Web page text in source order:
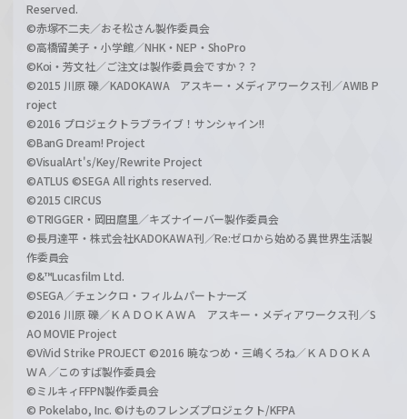
Reserved.
©赤塚不二夫／おそ松さん製作委員会
©高橋留美子・小学館／NHK・NEP・ShoPro
©Koi・芳文社／ご注文は製作委員会ですか？？
©2015 川原 礫／KADOKAWA アスキー・メディアワークス刊／AWIB P
roject
©2016 プロジェクトラブライブ！サンシャイン!!
©BanG Dream! Project
©VisualArt's/Key/Rewrite Project
©ATLUS ©SEGA All rights reserved.
©2015 CIRCUS
©TRIGGER・岡田麿里／キズナイーバー製作委員会
©長月達平・株式会社KADOKAWA刊／Re:ゼロから始める異世界生活製
作委員会
©&™Lucasfilm Ltd.
©SEGA／チェンクロ・フィルムパートナーズ
©2016 川原 礫／ＫＡＤＯＫＡＷＡ アスキー・メディアワークス刊／S
AO MOVIE Project
©ViVid Strike PROJECT ©2016 暁なつめ・三嶋くろね／ＫＡＤＯＫＡ
ＷＡ／このすば製作委員会
©ミルキィFFPN製作委員会
© Pokelabo, Inc. ©けものフレンズプロジェクト/KFPA